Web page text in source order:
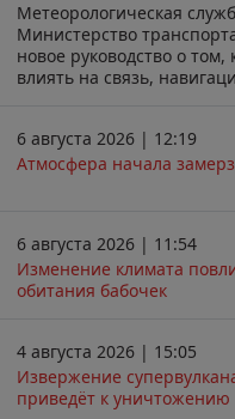
Метеорологическая
Министерство
новое руководство о
влиять на связь,
6 августа 2026 | 12:19
Атмосфера начала
6 августа 2026 | 11:54
Изменение климата
обитания бабочек
4 августа 2026 | 15:05
Извержение
приведёт к